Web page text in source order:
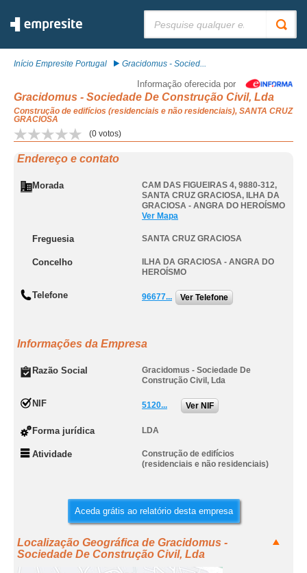
Início Empresite Portugal Gracidomus - Socied...
Informação oferecida por
Gracidomus - Sociedade De Construção Civil, Lda
Construção de edifícios (residenciais e não residenciais), SANTA CRUZ
GRACIOSA
(0 votos)
Endereço e contato
Morada CAM DAS FIGUEIRAS 4, 9880-312,
SANTA CRUZ GRACIOSA, ILHA DA
GRACIOSA - ANGRA DO HEROÍSMO
Ver Mapa
Freguesia SANTA CRUZ GRACIOSA
Concelho
ILHA DA GRACIOSA - ANGRA DO
HEROÍSMO
Telefone 96677... Ver Telefone
Informações da Empresa
Razão Social
Gracidomus - Sociedade De
Construção Civil, Lda
NIF 5120... Ver NIF
Forma jurídica LDA
Atividade
Construção de edifícios
(residenciais e não residenciais)
Aceda grátis ao relatório desta empresa
Localização Geográfica de Gracidomus -
Sociedade De Construção Civil, Lda